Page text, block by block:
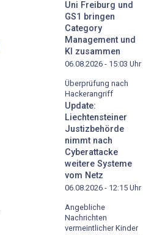
Uni Freiburg und
GS1 bringen
Category
Management und
KI zusammen
06.08.2026 - 15:03 Uhr
Überprüfung nach
Hackerangriff
Update:
Liechtensteiner
Justizbehörde
nimmt nach
Cyberattacke
weitere Systeme
vom Netz
06.08.2026 - 12:15 Uhr
Angebliche
Nachrichten
vermeintlicher Kinder